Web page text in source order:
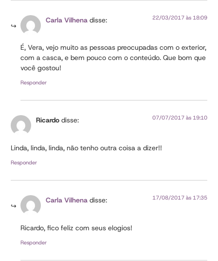
Carla Vilhena disse: 22/03/2017 às 18:09
É, Vera, vejo muito as pessoas preocupadas com o exterior,
com a casca, e bem pouco com o conteúdo. Que bom que
você gostou!
Responder
Ricardo disse: 07/07/2017 às 19:10
Linda, linda, linda, não tenho outra coisa a dizer!!
Responder
Carla Vilhena disse: 17/08/2017 às 17:35
Ricardo, fico feliz com seus elogios!
Responder